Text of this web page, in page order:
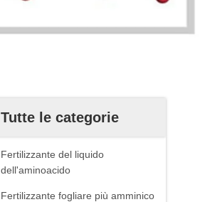
Tutte le categorie
Fertilizzante del liquido
dell'aminoacido
Fertilizzante fogliare più amminico